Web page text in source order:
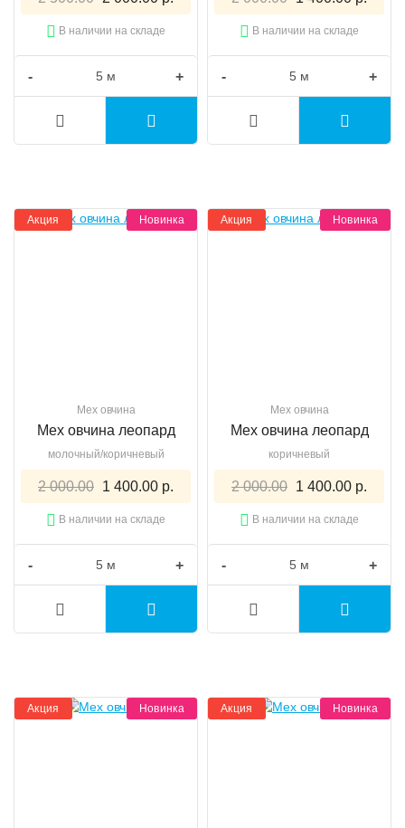
В наличии на складе
- +
В наличии на складе
- +
Акция Новинка
Мех овчина
Мех овчина леопард
молочный/коричневый
2 000.00 1 400.00 р.
В наличии на складе
- +
Акция Новинка
Мех овчина
Мех овчина леопард
коричневый
2 000.00 1 400.00 р.
В наличии на складе
- +
Акция Новинка Акция Новинка